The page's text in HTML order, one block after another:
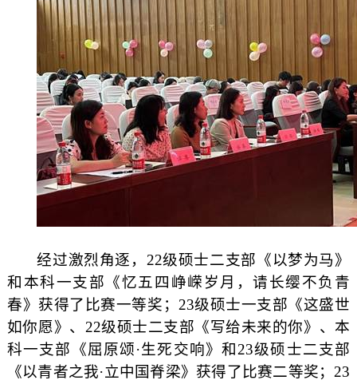
经过激烈角逐， 22级硕士二支部《以梦为马》
和本科一支部《忆五四峥嵘岁月，请长缨不负青
春》获得了比赛一等奖； 23级硕士一支部《这盛世
如你愿》、 22级硕士二支部《写给未来的你》、本
科一支部《屈原颂·生死交响》和23级硕士二支部
《以青者之我·立中国脊梁》获得了比赛二等奖； 23